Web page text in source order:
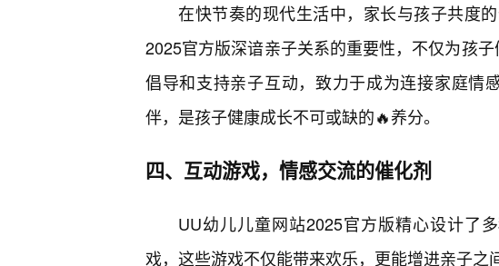
在快节奏的现代生活中，家长与孩子共度
2025官方版深谙亲子关系的重要性，不仅为孩
倡导和支持亲子互动，致力于成为连接家庭情
伴，是孩子健康成长不可或缺的🔥养分。
四、互动游戏，情感交流的催化剂
UU幼儿儿童网站2025官方版精心设计了
戏，这些游戏不仅能带来欢乐，更能增进亲子之